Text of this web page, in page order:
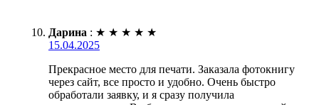
Дарина : ★ ★ ★ ★ ★
15.04.2025
Прекрасное место для печати. Заказала фотокнигу
через сайт, все просто и удобно. Очень быстро
обработали заявку, и я сразу получила